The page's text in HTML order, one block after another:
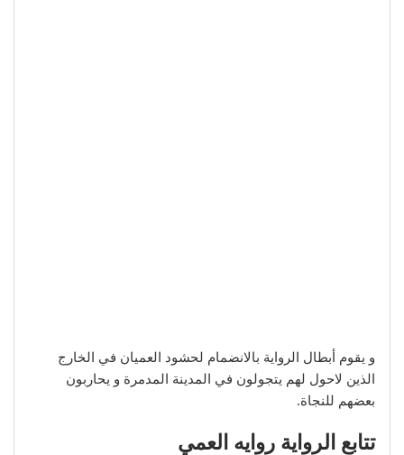
و يقوم أبطال الرواية بالانضمام لحشود العميان في الخارج
الذين لاحول لهم يتجولون في المدينة المدمرة و يحاربون
بعضهم للنجاة.
تتابع الرواية روايه العمي